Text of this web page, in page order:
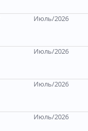
Июль/2026
Июль/2026
Июль/2026
Июль/2026